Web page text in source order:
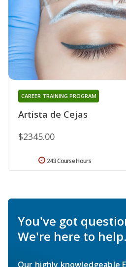
Artista de Cejas
CAREER TRAINING PROGRAM
$2345.00
243 Course Hours
You've got
We're here to help.
Our highly knowledgeable